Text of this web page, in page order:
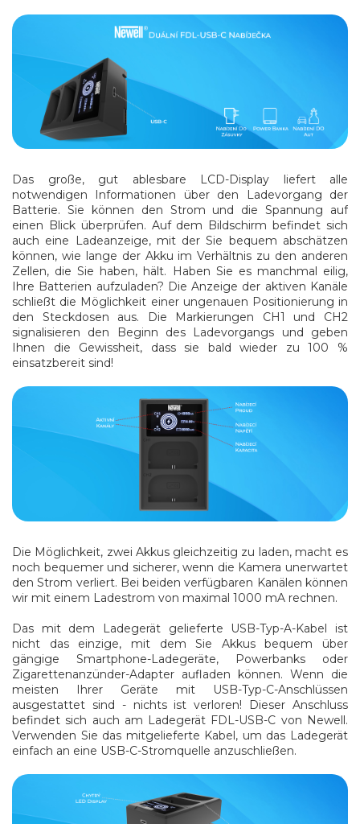
Das große, gut ablesbare LCD-Display liefert alle
notwendigen Informationen über den Ladevorgang der
Batterie. Sie können den Strom und die Spannung auf
einen Blick überprüfen. Auf dem Bildschirm befindet sich
auch eine Ladeanzeige, mit der Sie bequem abschätzen
können, wie lange der Akku im Verhältnis zu den anderen
Zellen, die Sie haben, hält.
Haben Sie es manchmal eilig,
Ihre Batterien aufzuladen? Die Anzeige der aktiven Kanäle
schließt die Möglichkeit einer ungenauen Positionierung in
den Steckdosen aus.
Die Markierungen CH1 und CH2
signalisieren den Beginn des Ladevorgangs und geben
Ihnen die Gewissheit, dass sie bald wieder zu 100 %
einsatzbereit sind!
Die Möglichkeit, zwei Akkus gleichzeitig zu laden, macht es
noch bequemer und sicherer, wenn die Kamera unerwartet
den Strom verliert. Bei beiden verfügbaren Kanälen können
wir mit einem Ladestrom von maximal 1000 mA rechnen.
Das mit dem Ladegerät gelieferte USB-Typ-A-Kabel ist
nicht das einzige, mit dem Sie Akkus bequem über
gängige Smartphone-Ladegeräte, Powerbanks oder
Zigarettenanzünder-Adapter aufladen können. Wenn die
meisten Ihrer Geräte mit USB-Typ-C-Anschlüssen
ausgestattet sind - nichts ist verloren! Dieser Anschluss
befindet sich auch am Ladegerät FDL-USB-C von Newell.
Verwenden Sie das mitgelieferte Kabel, um das Ladegerät
einfach an eine USB-C-Stromquelle anzuschließen.